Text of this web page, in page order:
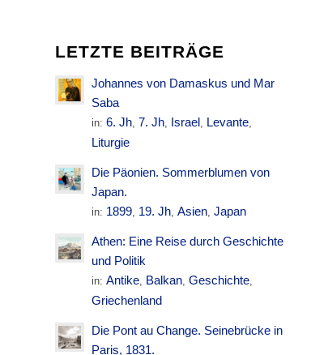
LETZTE BEITRÄGE
Johannes von Damaskus und Mar
Saba
in:6. Jh, 7. Jh, Israel, Levante,
Liturgie
Die Päonien. Sommerblumen von
Japan.
in: 1899, 19. Jh,Asien,Japan
Athen: Eine Reise durch Geschichte
und Politik
in:Antike, Balkan,Geschichte,
Griechenland
Die Pont au Change. Seinebrücke in
Paris, 1831.